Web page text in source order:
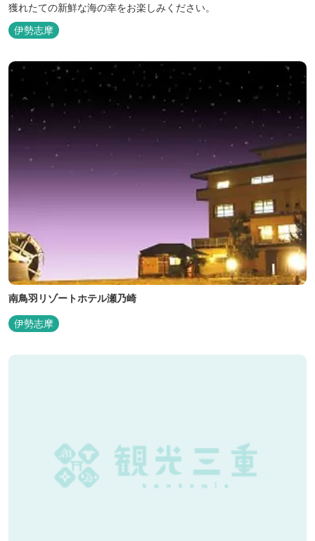
獲れたての新鮮な海の幸をお楽しみください。
伊勢志摩
南鳥羽リゾートホテル瀬乃崎
伊勢志摩